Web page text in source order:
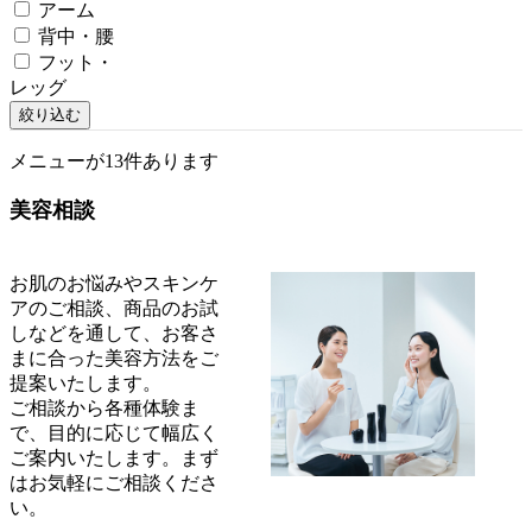
アーム
背中・腰
フット・
レッグ
絞り込む
メニューが13件あります
美容相談
お肌のお悩みやスキンケ
アのご相談、商品のお試
しなどを通して、お客さ
まに合った美容方法をご
提案いたします。
ご相談から各種体験ま
で、目的に応じて幅広く
ご案内いたします。まず
はお気軽にご相談くださ
い。